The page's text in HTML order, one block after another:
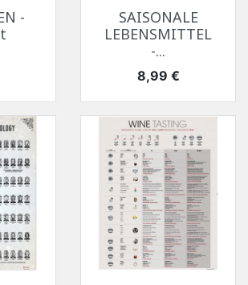
-
SAISONALE
LEBENSMITTEL
-...
Preis
8,99 €